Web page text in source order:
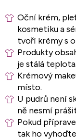
Oční krém,
kosmetiku a
tvoří krémy s
Produkty
je stálá teplota.
Krémový
místo.
U pudrů není
ně nesmí
Pokud
tak ho